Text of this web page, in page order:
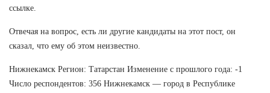
ссылке.
Отвечая на вопрос, есть ли другие кандидаты на этот пост, он
сказал, что ему об этом неизвестно.
Нижнекамск Регион: Татарстан Изменение с прошлого года: -1
Число респондентов: 356 Нижнекамск — город в Республике